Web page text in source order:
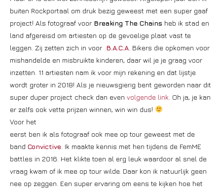
buiten Rockportaal om druk bezig geweest met een super gaaf
project! Als fotograaf voor Breaking The Chains heb ik stad en
land afgereisd om artiesten op de gevoelige plaat vast te
leggen. Zij zetten zich in voor B.A.C.A . Bikers die opkomen voor
mishandelde en misbruikte kinderen, daar wil je je graag voor
inzetten. 11 artiesten nam ik voor mijn rekening en dat lijstje
wordt groter in 2018! Als je nieuwsgierig bent geworden naar dit
super duper project check dan even volgende link . Oh ja, je kan
er zelfs ook vette prijzen winnen, win win dus!
Voor het
eerst ben ik als fotograaf ook mee op tour geweest met de
band Convictive . Ik maakte kennis met hen tijdens de FemME
battles in 2016. Het klikte toen al erg leuk waardoor al snel de
vraag kwam of ik mee op tour wilde. Daar kon ik natuurlijk geen
nee op zeggen. Een super ervaring om eens te kijken hoe het